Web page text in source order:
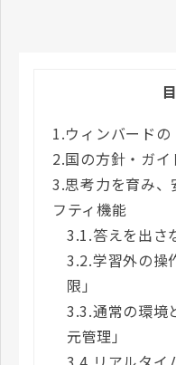
1.ウィンバードの
2.国の方針・ガ
3.思考力を育み
フティ機能
3.1.答えを出さ
3.2.学習外の操
限」
3.3.通常の環境
元管理」